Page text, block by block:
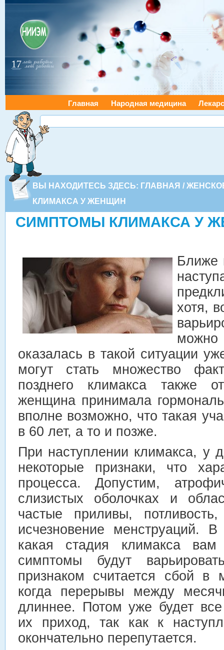
Главная Народная медицина
ВЫ НАХОДИТЕСЬ ЗДЕСЬ: ГЛАВНАЯ /
КЛИМАКСА У ЖЕНЩИН
СИМПТОМЫ КЛИМАКСА У
Ближе
хотя,
можно
оказалась в такой ситуации
могут стать множество
позднего климакса также
женщина принимала
вполне возможно, что такая
в 60 лет, а то и позже.
При наступлении климакса, у
некоторые признаки, что
процесса. Допустим,
слизистых оболочках и
частые приливы,
исчезновение менструаций.
какая стадия климакса вам
симптомы будут
признаком считается сбой в
когда перерывы между
длиннее. Потом уже будет
их приход, так как к
окончательно перепутается.